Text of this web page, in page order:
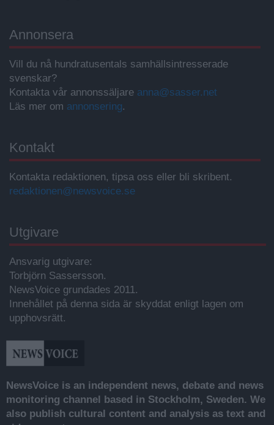
Annonsera
Vill du nå hundratusentals samhällsintresserade
svenskar?
Kontakta vår annonssäljare anna@sasser.net
Läs mer om annonsering.
Kontakt
Kontakta redaktionen, tipsa oss eller bli skribent.
redaktionen@newsvoice.se
Utgivare
Ansvarig utgivare:
Torbjörn Sassersson.
NewsVoice grundades 2011.
Innehållet på denna sida är skyddat enligt lagen om
upphovsrätt.
NewsVoice is an independent news, debate and news
monitoring channel based in Stockholm, Sweden. We
also publish cultural content and analysis as text and